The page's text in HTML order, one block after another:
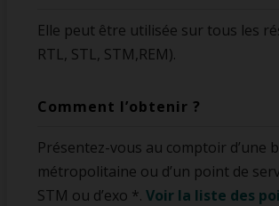
Elle peut être utilisée sur tous les
RTL, STL, STM,REM).
Comment l’obtenir ?
Présentez-vous au comptoir d’une
métropolitaine ou d’un point de
STM ou d’exo *. Voir la liste des